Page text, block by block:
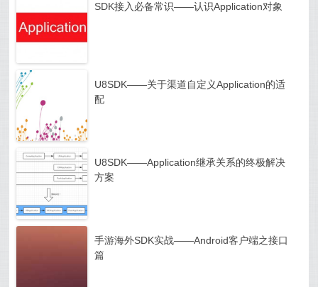
SDK接入必备常识——认识Application对象
U8SDK——关于渠道自定义Application的适
配
U8SDK——Application继承关系的终极解决
方案
手游海外SDK实战——Android客户端之接口
篇